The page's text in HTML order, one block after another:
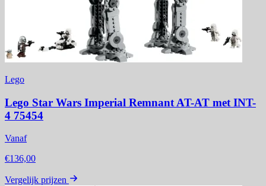
Lego
Lego Star Wars Imperial Remnant AT-AT met INT-
4 75454
Vanaf
€136,00
Vergelijk prijzen